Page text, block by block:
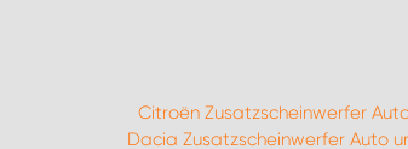
Citroën Zusatzscheinwerfer
Dacia Zusatzscheinwerfer Auto